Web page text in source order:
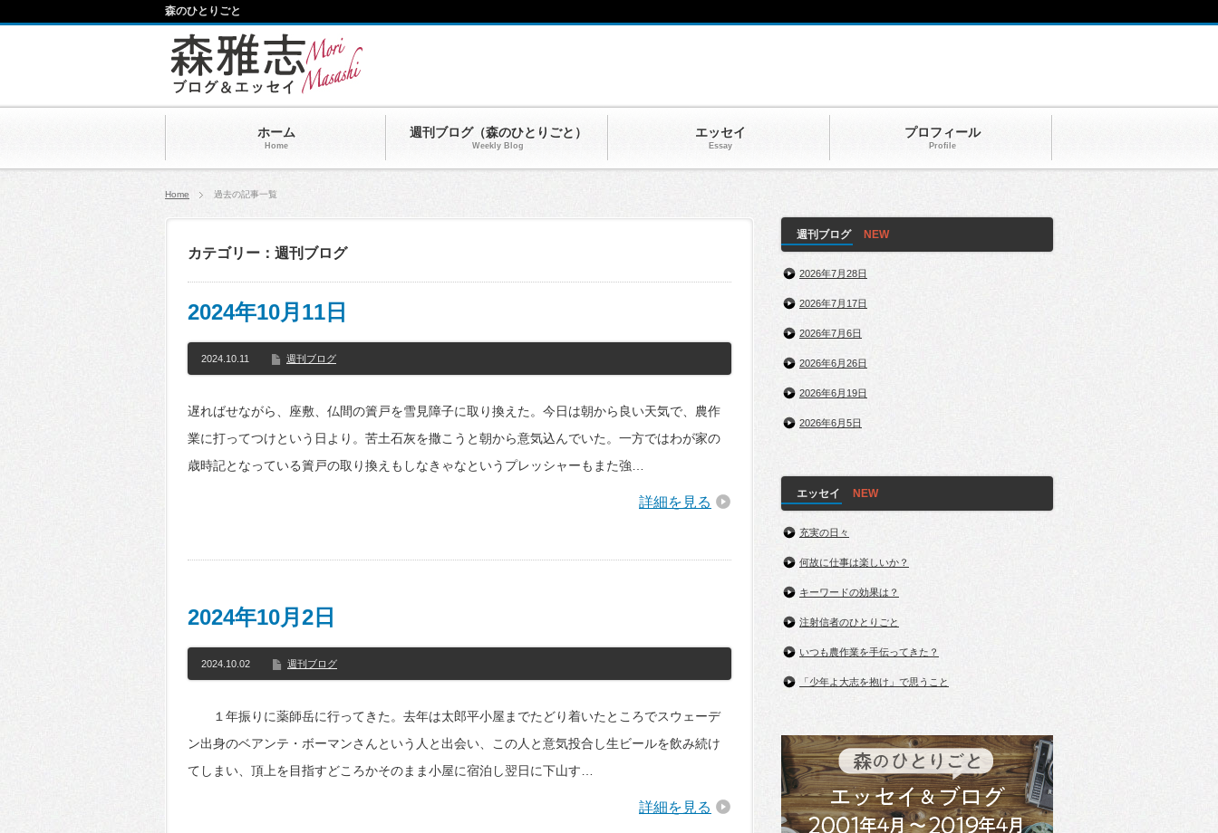
ホーム
Home
週刊ブログ（森のひとりごと）
Weekly Blog
エッセイ
Essay
プロフィール
Profile
森のひとりごと
Home 過去の記事一覧
カテゴリー：週刊ブログ
2024年10月11日
2024.10.11 週刊ブログ
遅ればせながら、座敷、仏間の簀戸を雪見障子に取り換えた。今日は朝から良い天気で、農作
業に打ってつけという日より。苦土石灰を撒こうと朝から意気込んでいた。一方ではわが家の
歳時記となっている簀戸の取り換えもしなきゃなというプレッシャーもまた強…
詳細を見る
2024年10月2日
2024.10.02 週刊ブログ
１年振りに薬師岳に行ってきた。去年は太郎平小屋までたどり着いたところでスウェーデ
ン出身のベアンテ・ボーマンさんという人と出会い、この人と意気投合し生ビールを飲み続け
てしまい、頂上を目指すどころかそのまま小屋に宿泊し翌日に下山す…
詳細を見る
週刊ブログ
2026年7月28日
2026年7月17日
2026年7月6日
2026年6月26日
2026年6月19日
2026年6月5日
エッセイ
充実の日々
何故に仕事は楽しいか？
キーワードの効果は？
注射信者のひとりごと
いつも農作業を手伝ってきた？
「少年よ大志を抱け」で思うこと